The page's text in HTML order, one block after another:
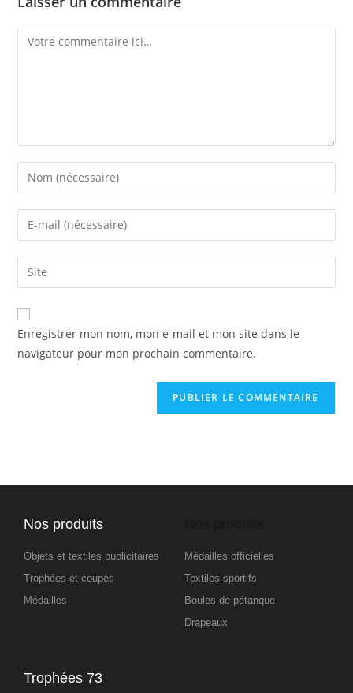
Enregistrer mon nom, mon e-mail et mon site dans le
navigateur pour mon prochain commentaire.
Nos produits
Objets et textiles publicitaires
Trophées et coupes
Médailles
Médailles officielles
Textiles sportifs
Boules de pétanque
Drapeaux
Trophées 73